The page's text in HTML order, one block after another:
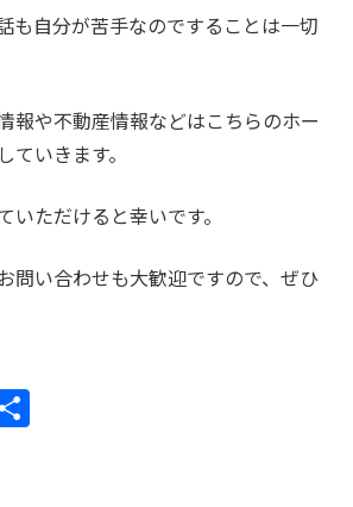
も自分が苦手なのですることは一切
報や不動産情報などはこちらのホー
ていきます。
いただけると幸いです。
問い合わせも大歓迎ですので、ぜひ